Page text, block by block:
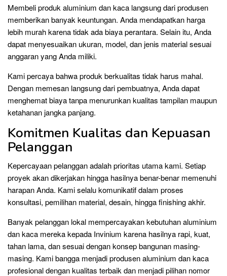
Membeli produk aluminium dan kaca langsung dari produsen
memberikan banyak keuntungan. Anda mendapatkan harga
lebih murah karena tidak ada biaya perantara. Selain itu, Anda
dapat menyesuaikan ukuran, model, dan jenis material sesuai
anggaran yang Anda miliki.
Kami percaya bahwa produk berkualitas tidak harus mahal.
Dengan memesan langsung dari pembuatnya, Anda dapat
menghemat biaya tanpa menurunkan kualitas tampilan maupun
ketahanan jangka panjang.
Komitmen Kualitas dan Kepuasan
Pelanggan
Kepercayaan pelanggan adalah prioritas utama kami. Setiap
proyek akan dikerjakan hingga hasilnya benar-benar memenuhi
harapan Anda. Kami selalu komunikatif dalam proses
konsultasi, pemilihan material, desain, hingga finishing akhir.
Banyak pelanggan lokal mempercayakan kebutuhan aluminium
dan kaca mereka kepada Invinium karena hasilnya rapi, kuat,
tahan lama, dan sesuai dengan konsep bangunan masing-
masing. Kami bangga menjadi produsen aluminium dan kaca
profesional dengan kualitas terbaik dan menjadi pilihan nomor